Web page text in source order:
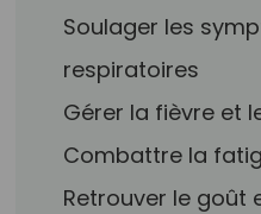
Soulager les
respiratoires
Gérer la fièvre et
Combattre la
Retrouver le goût